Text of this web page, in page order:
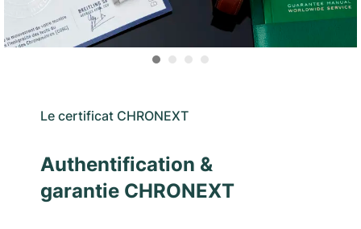
Le certificat CHRONEXT
Authentification &
garantie CHRONEXT